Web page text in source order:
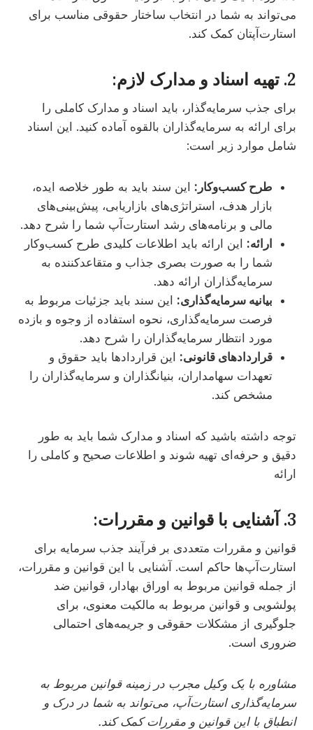
می‌تواند به شما در انتخاب ساختار حقوقی مناسب برای
استارت‌آپتان کمک کند.
2. تهیه اسناد و مدارک لازم:
برای جذب سرمایه‌گذار، باید اسناد و مدارک کاملی را
برای ارائه به سرمایه‌گذاران بالقوه آماده کنید. این اسناد
شامل موارد زیر است:
طرح کسب‌وکار: این سند باید به طور خلاصه ایده،
بازار هدف، استراتژی‌های بازاریابی، پیش‌بینی‌های
مالی و برنامه‌های رشد استارت‌آپ شما را شرح دهد.
ارائه: این ارائه باید اطلاعات کلیدی طرح کسب‌وکار
شما را به صورت بصری جذاب و متقاعدکننده به
سرمایه‌گذاران ارائه دهد.
بیانیه سرمایه‌گذاری: این سند باید جزئیات مربوط به
فرصت سرمایه‌گذاری، نحوه استفاده از وجوه و بازده
مورد انتظار سرمایه‌گذاران را شرح دهد.
قراردادهای قانونی: این قراردادها باید حقوق و
تعهدات سهامداران، بنیانگذاران و سرمایه‌گذاران را
مشخص کند.
توجه داشته باشید که اسناد و مدارک شما باید به طور
دقیق و حرفه‌ای تهیه شوند و اطلاعات صحیح و کاملی را
ارائه
3. آشنایی با قوانین و مقررات:
قوانین و مقررات متعددی بر فرآیند جذب سرمایه برای
استارت‌آپ‌ها حاکم است. آشنایی با این قوانین و مقررات،
از جمله قوانین مربوط به اوراق بهادار، قوانین ضد
پولشویی و قوانین مربوط به مالکیت معنوی، برای
جلوگیری از مشکلات حقوقی و جریمه‌های احتمالی
ضروری است.
مشاوره با یک وکیل مجرب در زمینه قوانین مربوط به
سرمایه‌گذاری استارت‌آپ، می‌تواند به شما در درک و
انطباق با این قوانین و مقررات کمک کند.